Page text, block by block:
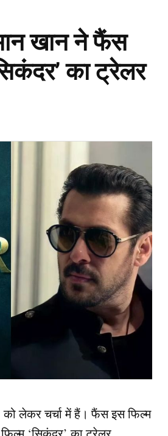
खान ने फैंस
का ट्रेलर
को लेकर चर्चा में हैं। फैंस इस फिल्म